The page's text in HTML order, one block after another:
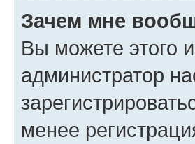
Зачем мне
Вы можете этого
администратор
менее